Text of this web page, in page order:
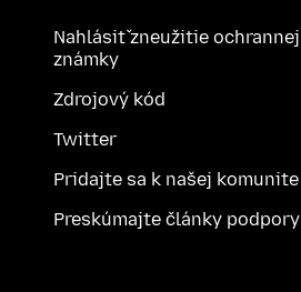
Nahlásiť zneužitie ochrannej
známky
Zdrojový kód
Twitter
Pridajte sa k našej komunite
Preskúmajte články podpory